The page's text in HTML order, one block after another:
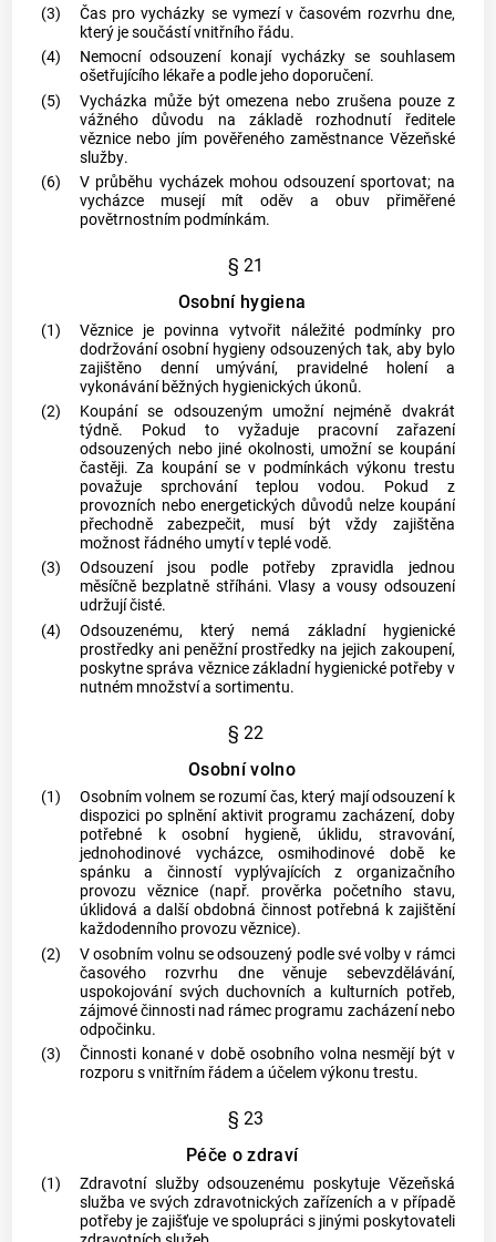
(3)
Čas pro vycházky se vymezí v časovém rozvrhu dne,
který je součástí vnitřního řádu.
(4)
Nemocní odsouzení konají vycházky se souhlasem
ošetřujícího lékaře a podle jeho doporučení.
(5)
Vycházka může být omezena nebo zrušena pouze z
vážného důvodu na základě rozhodnutí ředitele
věznice nebo jím pověřenéhozaměstnance Vězeňské
služby.
(6)
V průběhu vycházek mohou odsouzení sportovat; na
vycházce musejí mít oděv a obuv přiměřené
povětrnostním podmínkám.
§ 21
Osobní hygiena
(1)
Věznice je povinna vytvořit náležité podmínky pro
dodržování osobní hygieny odsouzených tak, aby bylo
zajištěno denní umývání, pravidelné holení a
vykonávání běžných hygienických úkonů.
(2)
Koupání se odsouzeným umožní nejméně dvakrát
týdně. Pokud to vyžaduje pracovní zařazení
odsouzených nebo jiné okolnosti, umožní se koupání
častěji. Za koupání se v podmínkách výkonu trestu
považuje sprchování teplou vodou. Pokud z
provozních nebo energetických důvodů nelze koupání
přechodně zabezpečit, musí být vždy zajištěna
možnost řádného umytí v teplé vodě.
(3)
Odsouzení jsou podle potřeby zpravidla jednou
měsíčně bezplatně stříháni. Vlasy a vousy odsouzení
udržují čisté.
(4)
Odsouzenému, který nemá základní hygienické
prostředky ani peněžní prostředky na jejich zakoupení,
poskytne správa věznice základní hygienické potřeby v
nutném množství a sortimentu.
§ 22
Osobní volno
(1) Osobním volnem se rozumí čas, který mají odsouzení k
dispozici po splnění aktivit programu zacházení, doby
potřebné k osobní hygieně, úklidu, stravování,
jednohodinové vycházce, osmihodinové době ke
spánku a činností vyplývajících z organizačního
provozu věznice (např. prověrka početního stavu,
úklidová a další obdobná činnost potřebná k zajištění
každodenního provozu věznice).
(2)
Vosobním volnu se odsouzený podle své volby v rámci
časového rozvrhu dne věnuje sebevzdělávání,
uspokojování svých duchovních a kulturních potřeb,
zájmové činnosti nad rámec programu zacházení nebo
odpočinku.
(3)
Činnosti konané v době osobního volna nesmějí být v
rozporu s vnitřním řádem a účelem výkonu trestu.
§ 23
Péče o zdraví
(1) Zdravotní služby odsouzenému poskytuje Vězeňská
služba ve svých zdravotnických zařízeních a v případě
potřeby je zajišťuje ve spolupráci s jinými poskytovateli